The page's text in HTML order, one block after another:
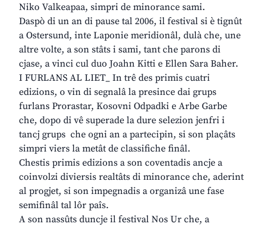
Niko Valkeapaa, simpri de minorance sami.
Daspò di un an di pause tal 2006, il festival si è tignût
a Ostersund, inte Laponie meridionâl, dulà che, une
altre volte, a son stâts i sami, tant che parons di
cjase, a vinci cul duo Joahn Kitti e Ellen Sara Baher.
I FURLANS AL LIET_ In trê des primis cuatri
edizions, o vin di segnalâ la presince dai grups
furlans Prorastar, Kosovni Odpadki e Arbe Garbe
che, dopo di vê superade la dure selezion jenfri i
tancj grups che ogni an a partecipin, si son plaçâts
simpri viers la metât de classifiche finâl.
Chestis primis edizions a son coventadis ancje a
coinvolzi diviersis realtâts di minorance che, aderint
al progjet, si son impegnadis a organizâ une fase
semifinâl tal lôr paîs.
A son nassûts duncje il festival Nos Ur che, a